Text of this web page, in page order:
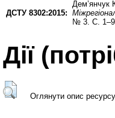
ДСТУ 8302:2015:
№ 3. С.
Дії
Оглянути опис ресурсу